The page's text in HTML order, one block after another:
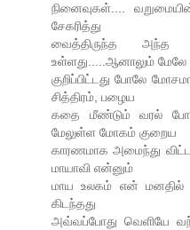
நினைவுகள்....
சேகரித்து
வைத்திருந்த அந்த
உள்ளது.....ஆனாலும் மேலே
குறிப்பிட்டது போலே
சித்திரம், பழைய
கதை மீண்டும் வரல்
மேலுள்ள மோகம் குறைய
காரணமாக அமைந்து
மாயாவி என்னும்
மாய உலகம் என் மனதில்
கிடந்தது
அவ்வப்போது வெளியே